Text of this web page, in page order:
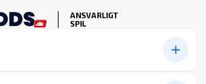
ANSVARLIGT
SPIL